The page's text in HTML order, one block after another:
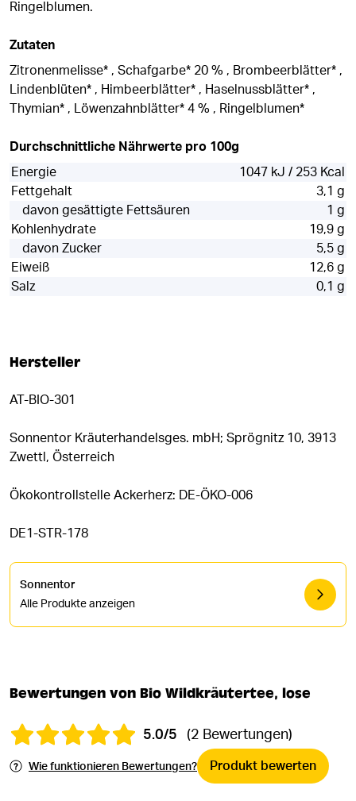
Ringelblumen.
Zutaten
Zitronenmelisse* , Schafgarbe* 20 % , Brombeerblätter* ,
Lindenblüten* , Himbeerblätter* , Haselnussblätter* ,
Thymian* , Löwenzahnblätter* 4 % , Ringelblumen*
Durchschnittliche Nährwerte pro 100g
Energie
1047 kJ / 253 Kcal
Fettgehalt
3,1 g
davon gesättigte Fettsäuren
1 g
Kohlenhydrate
19,9 g
davon Zucker
5,5 g
Eiweiß
12,6 g
Salz
0,1 g
Hersteller
AT-BIO-301
Sonnentor Kräuterhandelsges. mbH; Sprögnitz 10, 3913
Zwettl, Österreich
Ökokontrollstelle Ackerherz: DE-ÖKO-006
DE1-STR-178
Sonnentor
Alle Produkte anzeigen
Bewertungen von Bio Wildkräutertee, lose
5.0/5 (2 Bewertungen)
Wie funktionieren Bewertungen? Produkt bewerten